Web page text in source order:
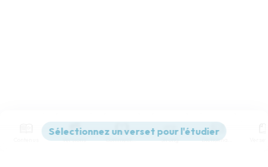
Versions Commentaires Strong